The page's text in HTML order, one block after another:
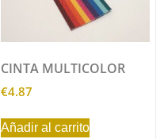
CINTA MULTICOLOR
€4.87
Añadir al carrito